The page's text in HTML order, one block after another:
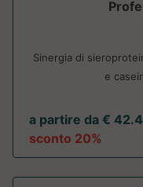
Sinergia di
e
a partire da €
sconto 20%